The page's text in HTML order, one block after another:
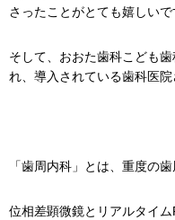
さったことがとても嬉しいで
そして、おおた歯科こども
れ、導入されている歯科医院
「歯周内科」とは、重度の
位相差顕微鏡とリアルタイ